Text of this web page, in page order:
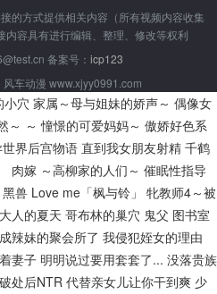
的方式提供相关内容（所有视频内容收集
容具有进行编辑、整理、修改等权利
备案号： icp123
车动漫 www.xjyy0991.com
小穴 家属～母与姐妹的娇声～ 偶像女
～ ～ 憧憬的可爱妈妈～ 傲娇好色系
界后宫物语 直到我女朋友射精 千鹤
肉嫁 ～高柳家的人们～ 催眠性指导
黑兽 Love me「枫与铃」 牝教师4～被
人的夏天 哥布林的巢穴 鬼父 图书室
辣妹的聚会所了 我侵犯姪女的理由
妻子 明明说过要用套套了... 没落贵族
处后NTR代替亲女儿让你干到爽 少